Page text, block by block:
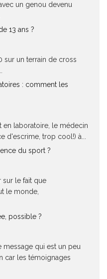
un genou devenu
13 ans ?
sur un terrain de cross
: comment les
en laboratoire, le médecin
d'escrime, trop cool!) à...
du sport ?
sur le fait que
le monde,
possible ?
message qui est un peu
car les témoignages